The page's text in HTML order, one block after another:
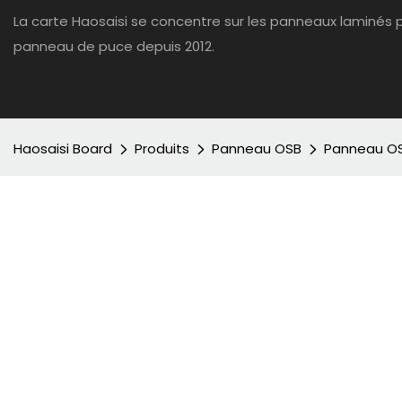
La carte Haosaisi se concentre sur les panneaux
panneau de puce depuis 2012.
Haosaisi Board Produits Panneau OSB Panneau